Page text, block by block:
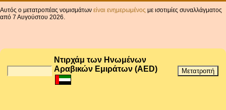
Αυτός ο μετατροπέας νομισμάτων είναι ενημερωμένος με ισοτιμίες συναλλάγματος
από 7 Αυγούστου 2026.
Ντιρχάμ των Ηνωμένων
Αραβικών Εμιράτων (AED)